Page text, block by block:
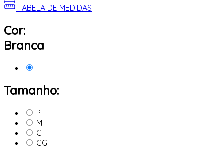
TABELA DE MEDIDAS
Cor:
Branca
Tamanho:
P
M
G
GG